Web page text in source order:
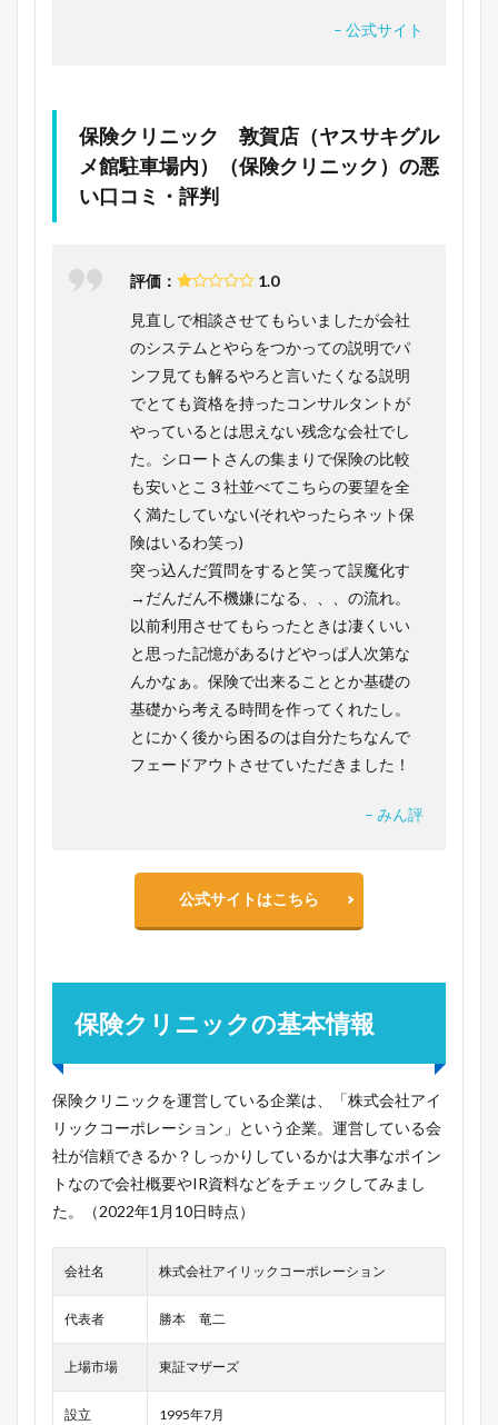
– 公式サイト
保険クリニック 敦賀店（ヤスサキグル
メ館駐車場内）（保険クリニック）の悪
い口コミ・評判
評価： 1.0
見直しで相談させてもらいましたが会社
のシステムとやらをつかっての説明でパ
ンフ見ても解るやろと言いたくなる説明
でとても資格を持ったコンサルタントが
やっているとは思えない残念な会社でし
た。シロートさんの集まりで保険の比較
も安いとこ３社並べてこちらの要望を全
く満たしていない(それやったらネット保
険はいるわ笑っ)
突っ込んだ質問をすると笑って誤魔化す
→だんだん不機嫌になる、、、の流れ。
以前利用させてもらったときは凄くいい
と思った記憶があるけどやっぱ人次第な
んかなぁ。保険で出来ることとか基礎の
基礎から考える時間を作ってくれたし。
とにかく後から困るのは自分たちなんで
フェードアウトさせていただきました！
– みん評
公式サイトはこちら
保険クリニックの基本情報
保険クリニックを運営している企業は、「株式会社アイ
リックコーポレーション」という企業。運営している会
社が信頼できるか？しっかりしているかは大事なポイン
トなので会社概要やIR資料などをチェックしてみまし
た。（2022年1月10日時点）
会社名 株式会社アイリックコーポレーション
代表者 勝本 竜二
上場市場 東証マザーズ
設立 1995年7月